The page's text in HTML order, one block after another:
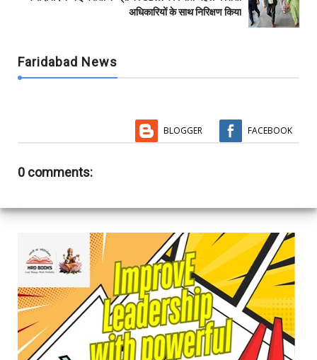
अधिकारियों के साथ निरिक्षण किया
Faridabad News
BLOGGER FACEBOOK
0 comments: